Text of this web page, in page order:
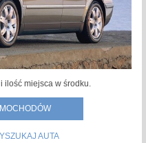
ilość miejsca w środku.
AUTA